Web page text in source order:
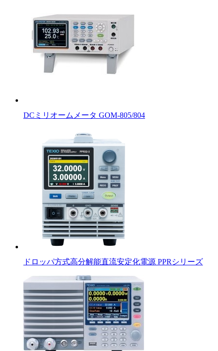
DCミリオームメータ GOM-805/804
ドロッパ方式高分解能直流安定化電源 PPRシリーズ